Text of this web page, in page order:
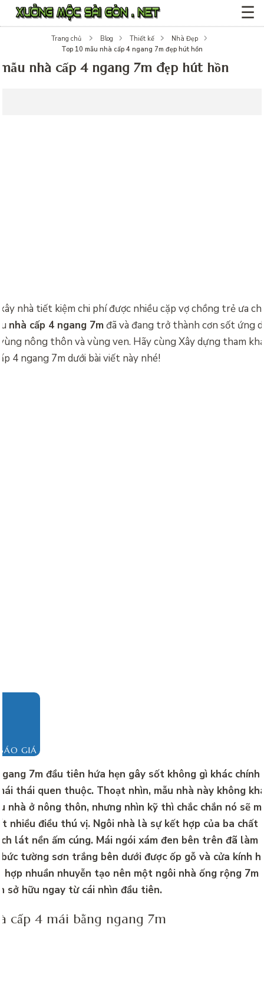
☰
Trang chủ Blog Thiết kế
Nhà Đẹp
Top 10 mẫu nhà cấp 4 ngang 7m đẹp hút hồn
nhà cấp 4 ngang 7m đẹp hút hồn
nhà tiết kiệm chi phí được nhiều cặp vợ chồng trẻ ưa
nhà cấp 4 ngang 7mđã và đang trở thành cơn sốt ứng
nông thôn và vùng ven. Hãy cùng Xây dựng tham
4 ngang 7m dưới bài viết này nhé!
GIÁ
7m đầu tiên hứa hẹn gây sốt không gì khác chính
thái quen thuộc. Thoạt nhìn, mẫu nhà này không
nhà ở nông thôn, nhưng nhìn kỹ thì chắc chắn nó sẽ
nhiều điều thú vị. Ngôi nhà là sự kết hợp của ba chất
lát nền ấm cúng. Mái ngói xám đen bên trên đã làm
tường sơn trắng bên dưới được ốp gỗ và cửa kính
nhuần nhuyễn tạo nên một ngôi nhà ống rộng 7m
sở hữu ngay từ cái nhìn đầu tiên.
cấp 4 mái bằng ngang 7m